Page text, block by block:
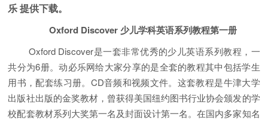
乐 提供下载。
Oxford Discover 少儿学科英语系列教程第一册
Oxford Discover是一套非常优秀的少儿英语系列教程，一
共分为6册。动必乐网给大家分享的是全套的教程其中包括学生
用书，配套练习册。CD音频和视频文件。这套教程是牛津大学
出版社出版的金奖教材，曾获得美国纽约图书行业协会颁发的学
校配套教材系列大奖第一名及封面设计第一名。在国内多家知名